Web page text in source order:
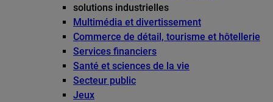
solutions industrielles
Multimédia et divertissement
Commerce de détail, tourisme et hôtellerie
Services financiers
Santé et sciences de la vie
Secteur public
Jeux